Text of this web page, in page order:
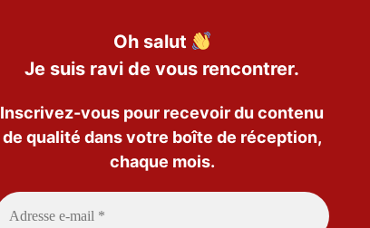
Oh salut
Je suis ravi de vous rencontrer.
Inscrivez-vous pour recevoir du contenu
de qualité dans votre boîte de réception,
chaque mois.